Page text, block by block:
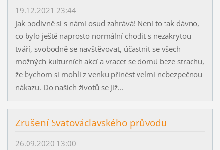
19.12.2021 23:44
Jak podivně si s námi osud zahrává! Není to tak dávno,
co bylo ještě naprosto normální chodit s nezakrytou
tváří, svobodně se navštěvovat, účastnit se všech
možných kulturních akcí a vracet se domů beze strachu,
že bychom si mohli z venku přinést velmi nebezpečnou
nákazu. Do našich životů se již...
Zrušení Svatováclavského průvodu
26.09.2020 13:00